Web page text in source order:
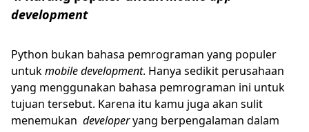
development
Python bukan bahasa pemrograman yang populer
untukmobile development. Hanya sedikit perusahaan
yang menggunakan bahasa pemrograman ini untuk
tujuan tersebut. Karena itu kamu juga akan sulit
menemukan developeryang berpengalaman dalam